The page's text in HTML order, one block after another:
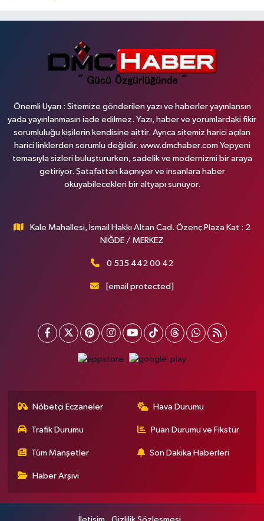
Önemli Uyarı : Sitemize gönderilen yazı ve haberler yayınlansın
yada yayınlanmasın iade edilmez. Yazı, haber ve yorumlardaki fikir
sorumluluğu kişilerin kendisine aittir. Ayrıca sitemiz harici açılan
harici linklerden sorumlu değildir. www.dmchaber.com Yepyeni
temasıyla sizleri buluştururken, sadelik ve modernizmi bir araya
getiriyor. Şatafattan kaçınıyor ve insanlara haber
okuyabilecekleri bir altyapı sunuyor.
Kale Mahallesi, İsmail Hakkı Altan Cad. Özenç Plaza Kat : 2
NİĞDE / MERKEZ
0 535 442 00 42
[email protected]
Nöbetçi Eczaneler Hava Durumu
Trafik Durumu Puan Durumu ve Fikstür
Tüm Manşetler Son Dakika Haberleri
Haber Arşivi